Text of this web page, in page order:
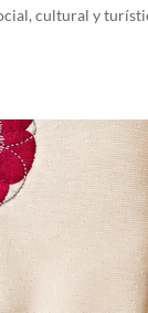
cultural y